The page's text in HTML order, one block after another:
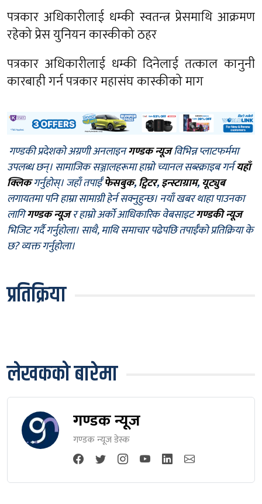
पत्रकार अधिकारीलाई धम्की स्वतन्त्र प्रेसमाथि आक्रमण
रहेको प्रेस युनियन कास्कीको ठहर
पत्रकार अधिकारीलाई धम्की दिनेलाई तत्काल कानुनी
कारबाही गर्न पत्रकार महासंघ कास्कीको माग
गण्डकी प्रदेशको अग्रणी अनलाइनगण्डक न्यूजविभिन्न प्लाटफर्ममा
उपलब्ध छन्। सामाजिक सञ्जालहरूमा हाम्रो च्यानल सब्स्क्राइब गर्नयहाँ
क्लिकगर्नुहोस्। जहाँ तपाईँफेसबुक,ट्विटर,इन्स्टाग्राम, यूट्युब
लगायतमा पनि हाम्रा सामाग्री हेर्न सक्नुहुन्छ। नयाँ खबर थाहा पाउनका
लागिगण्डक न्यूजर हाम्रो अर्को आधिकारिक वेबसाइटगण्डकी न्यूज
भिजिट गर्दै गर्नुहोला। साथै, माथि समाचार पढेपछि तपाईँको प्रतिक्रिया के
छ? व्यक्त गर्नुहोला।
प्रतिक्रिया
लेखकको बारेमा
गण्डक न्यूज
गण्डक न्यूज डेस्क